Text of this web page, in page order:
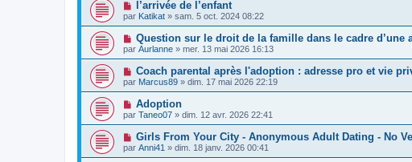
l’arrivée de l’enfant
par Katikat » sam. 5 oct. 2024 08:22
Question sur le droit de la famille dans le cadre d’une
par Aurlanne » mer. 13 mai 2026 16:13
Coach parental après l'adoption : adresse pro et vie
par Marcus89 » dim. 17 mai 2026 22:19
Adoption
par Taneo07 » dim. 12 avr. 2026 22:41
Girls From Your City - Anonymous Adult Dating - No
par Anni41 » dim. 18 janv. 2026 00:41